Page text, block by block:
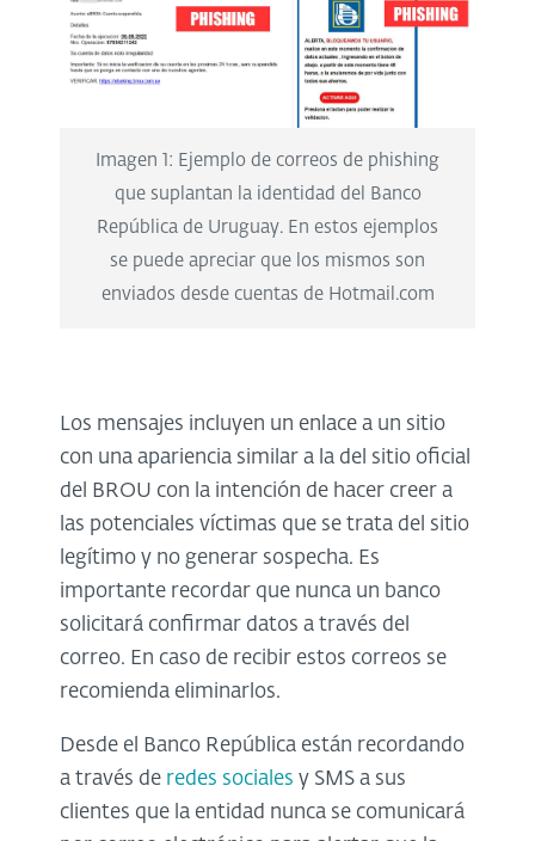
Imagen 1: Ejemplo de correos de phishing
que suplantan la identidad del Banco
República de Uruguay. En estos ejemplos
se puede apreciar que los mismos son
enviados desde cuentas de Hotmail.com
Los mensajes incluyen un enlace a un sitio
con una apariencia similar a la del sitio oficial
del BROU con la intención de hacer creer a
las potenciales víctimas que se trata del sitio
legítimo y no generar sospecha. Es
importante recordar que nunca un banco
solicitará confirmar datos a través del
correo. En caso de recibir estos correos se
recomienda eliminarlos.
Desde el Banco República están recordando
a través de redes sociales y SMS a sus
clientes que la entidad nunca se comunicará